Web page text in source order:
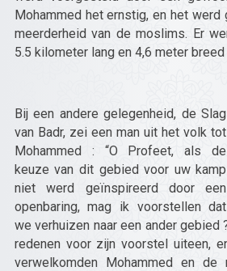
Mohammed het ernstig, en het werd
meerderheid van de moslims. Er
5.5 kilometer lang en 4,6 meter breed
Bij een andere gelegenheid, de Slag
van Badr, zei een man uit het volk tot
Mohammed : “O Profeet, als de
keuze van dit gebied voor uw kamp
niet werd geïnspireerd door een
openbaring, mag ik voorstellen dat
we verhuizen naar een ander gebied
redenen voor zijn voorstel uiteen,
verwelkomden Mohammed en de